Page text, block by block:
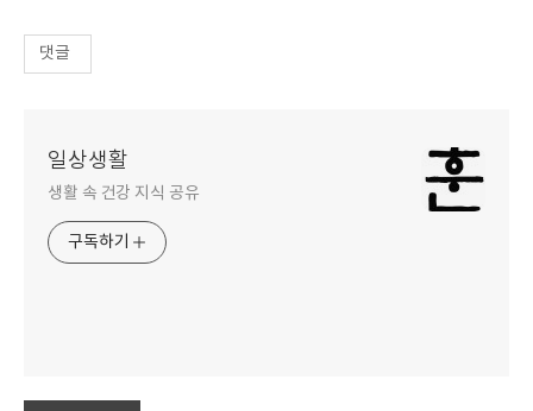
댓글
일상생활
생활 속 건강 지식 공유
구독하기